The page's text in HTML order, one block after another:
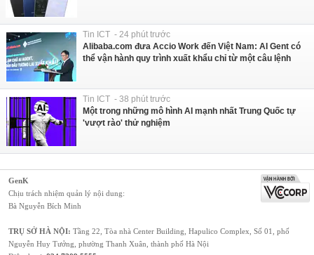
Tin ICT - 24 phút trước
Alibaba.com đưa Accio Work đến Việt Nam: AI Gent có
thể vận hành quy trình xuất khẩu chỉ từ một câu lệnh
Tin ICT - 38 phút trước
Một trong những mô hình AI mạnh nhất Trung Quốc tự
'vượt rào' thử nghiệm
GenK
Chịu trách nhiệm quản lý nội dung:
Bà Nguyễn Bích Minh
TRỤ SỞ HÀ NỘI: Tầng 22, Tòa nhà Center Building, Hapulico Complex, Số 01, phố
Nguyễn Huy Tưởng, phường Thanh Xuân, thành phố Hà Nội